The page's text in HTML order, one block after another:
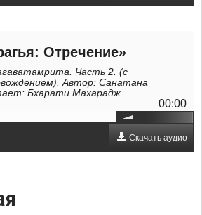
Отречение»
Часть 2. (с
Автор: Санатана
Бхарати Махарадж
00:00
Скачать аудио